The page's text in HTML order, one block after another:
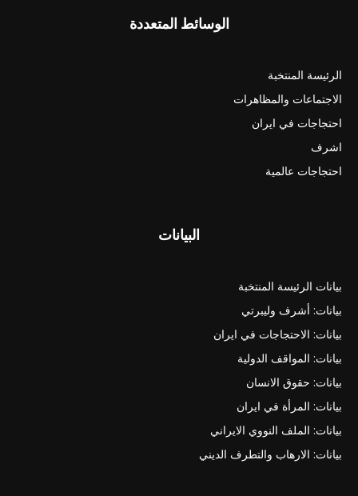
الوسائط المتعددة
الرئيسة المنتخبة
الاجتماعات والمظاهرات
احتجاجات في ايران
اشرف
احتجاجات عالمية
البيانات
بيانات الرئيسة المنتخبة
بيانات: أشرف وليبرتي
بيانات: الاحتجاجات في ايران
بيانات: المواقف الدولية
بيانات: حقوق الانسان
بيانات: المرأة في ايران
بيانات: الملف النووي الايراني
بيانات: الارهاب والتطرف الديني